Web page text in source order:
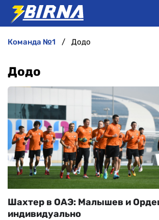
ІНТЕРВ'Ю
РІЗНЕ
БУКМЕКЕРИ
команда №1 Додо
Додо
Шахтер в ОАЭ: Малышев и
индивидуально